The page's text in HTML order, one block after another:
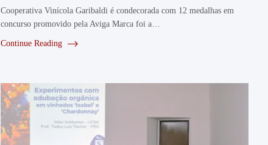
Cooperativa Vinícola Garibaldi é condecorada com 12 medalhas em
concurso promovido pela Aviga Marca foi a…
Continue Reading